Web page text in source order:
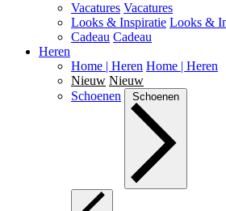
Vacatures Vacatures
Looks & Inspiratie Looks &
Cadeau Cadeau
Heren
Home | Heren Home | Heren
Nieuw Nieuw
Schoenen
Schoenen